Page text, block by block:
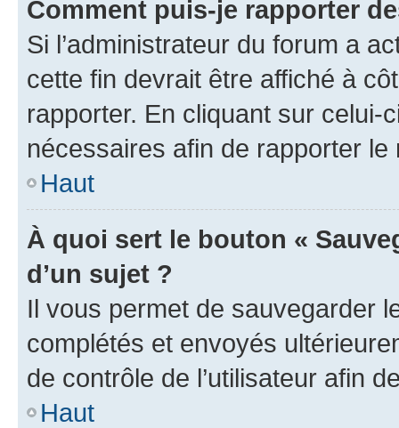
Comment puis-je rapporter
Si l’administrateur du forum a
cette fin devrait être affiché à
rapporter. En cliquant sur
nécessaires afin de rapporter le
Haut
À quoi sert le bouton «
d’un sujet ?
Il vous permet de sauvegarder
complétés et envoyés
de contrôle de l’utilisateur afin
Haut